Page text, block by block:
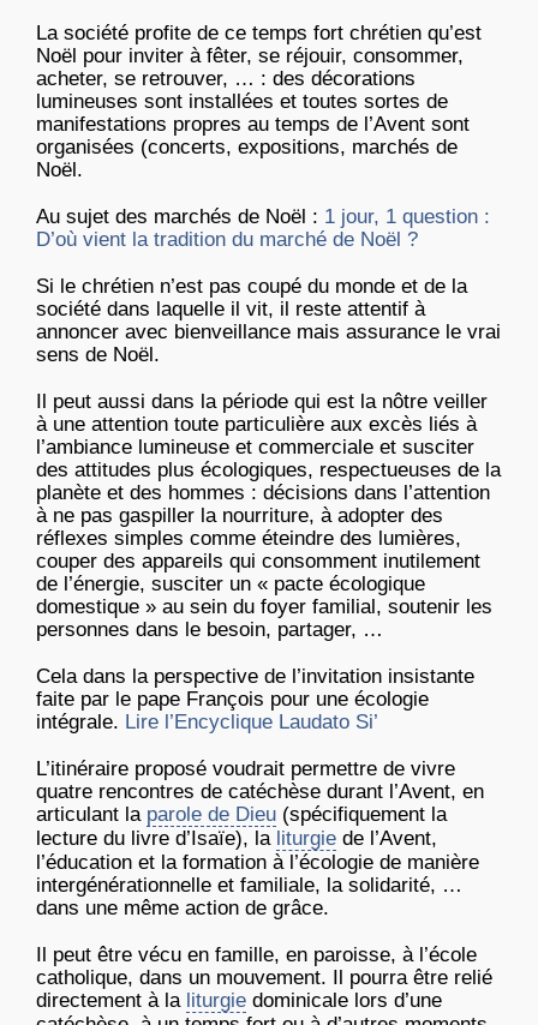
La société profite de ce temps fort chrétien qu’est
Noël pour inviter à fêter, se réjouir, consommer,
acheter, se retrouver, … : des décorations
lumineuses sont installées et toutes sortes de
manifestations propres au temps de l’Avent sont
organisées (concerts, expositions, marchés de
Noël.
Au sujet des marchés de Noël : 1 jour, 1 question :
D’où vient la tradition du marché de Noël ?
Si le chrétien n’est pas coupé du monde et de la
société dans laquelle il vit, il reste attentif à
annoncer avec bienveillance mais assurance le vrai
sens de Noël.
Il peut aussi dans la période qui est la nôtre veiller
à une attention toute particulière aux excès liés à
l’ambiance lumineuse et commerciale et susciter
des attitudes plus écologiques, respectueuses de la
planète et des hommes : décisions dans l’attention
à ne pas gaspiller la nourriture, à adopter des
réflexes simples comme éteindre des lumières,
couper des appareils qui consomment inutilement
de l’énergie, susciter un « pacte écologique
domestique » au sein du foyer familial, soutenir les
personnes dans le besoin, partager, …
Cela dans la perspective de l’invitation insistante
faite par le pape François pour une écologie
intégrale. Lire l’Encyclique Laudato Si’
L’itinéraire proposé voudrait permettre de vivre
quatre rencontres de catéchèse durant l’Avent, en
articulant la parole de Dieu (spécifiquement la
lecture du livre d’Isaïe), la liturgie de l’Avent,
l’éducation et la formation à l’écologie de manière
intergénérationnelle et familiale, la solidarité, …
dans une même action de grâce.
Il peut être vécu en famille, en paroisse, à l’école
catholique, dans un mouvement. Il pourra être relié
directement à la liturgie dominicale lors d’une